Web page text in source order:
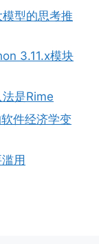
型的思考推
3.11.x模块
是Rime
件经济学变
用